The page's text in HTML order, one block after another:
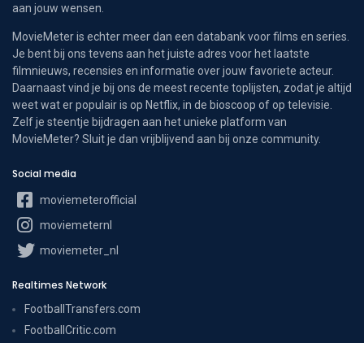
aan jouw wensen.
MovieMeter is echter meer dan een databank voor films en series.
Je bent bij ons tevens aan het juiste adres voor het laatste
filmnieuws, recensies en informatie over jouw favoriete acteur.
Daarnaast vind je bij ons de meest recente toplijsten, zodat je altijd
weet wat er populair is op Netflix, in de bioscoop of op televisie.
Zelf je steentje bijdragen aan het unieke platform van
MovieMeter? Sluit je dan vrijblijvend aan bij onze community.
Social media
moviemeterofficial
moviemeternl
moviemeter_nl
Realtimes Network
FootballTransfers.com
FootballCritic.com